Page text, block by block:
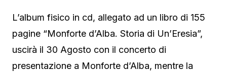
L’album fisico in cd, allegato ad un libro di 155
pagine “Monforte d’Alba. Storia di Un’Eresia”,
uscirà il 30 Agosto con il concerto di
presentazione a Monforte d’Alba, mentre la